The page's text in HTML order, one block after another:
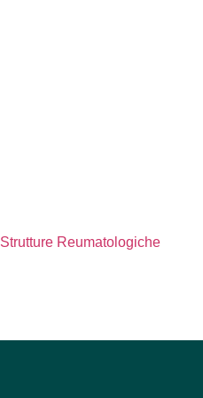
Strutture Reumatologiche